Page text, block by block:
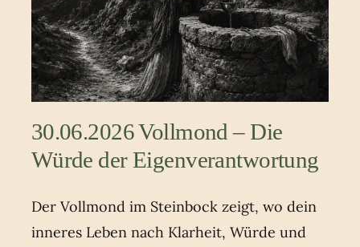
30.06.2026 Vollmond – Die
Würde der Eigenverantwortung
Der Vollmond im Steinbock zeigt, wo dein
inneres Leben nach Klarheit, Würde und